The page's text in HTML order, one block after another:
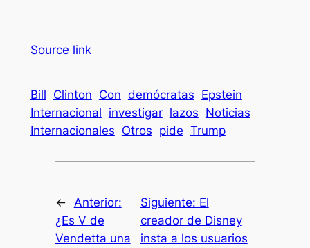
Source link
Bill Clinton Con demócratas Epstein
Internacional investigar lazos Noticias
Internacionales Otros pide Trump
←
Anterior:
¿Es V de
Vendetta una
Siguiente: El
creador de Disney
insta a los usuarios